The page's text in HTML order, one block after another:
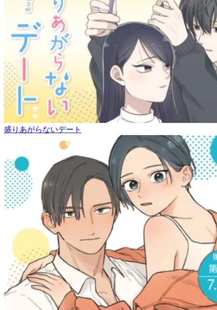
盛りあがらないデート